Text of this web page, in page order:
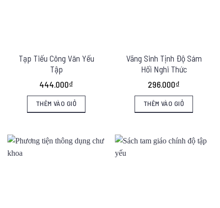
Tạp Tiếu Công Văn Yếu
Tập
444.000₫
THÊM VÀO GIỎ
Vãng Sinh Tịnh Độ Sám
Hối Nghi Thức
296.000₫
THÊM VÀO GIỎ